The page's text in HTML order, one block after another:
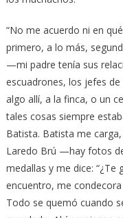
“No me acuerdo ni en
primero, a lo más,
—mi padre tenía sus
escuadrones, los jefes
algo allí, a la finca, o un
tales cosas siempre
Batista. Batista me
Laredo Brú —hay fotos
medallas y me dice: “¿Te
encuentro, me
Todo se quemó cuando